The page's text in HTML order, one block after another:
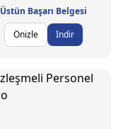
Üstün Başarı Belgesi
Önizle
İndir